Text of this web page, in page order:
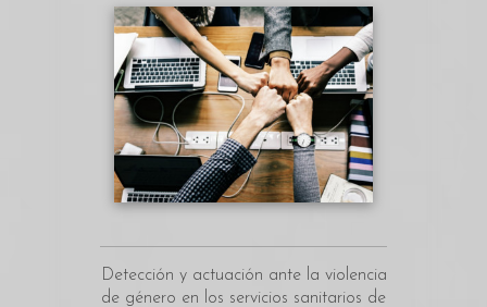
Detección y actuación ante la violencia
de género en los servicios sanitarios de